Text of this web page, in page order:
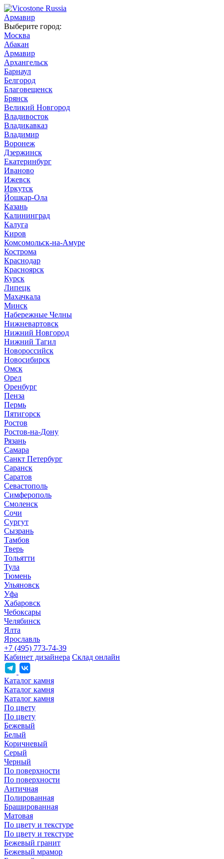
Армавир
Выберите город:
Москва
Абакан
Армавир
Архангельск
Барнаул
Белгород
Благовещенск
Брянск
Великий Новгород
Владивосток
Владикавказ
Владимир
Воронеж
Дзержинск
Екатеринбург
Иваново
Ижевск
Иркутск
Йошкар-Ола
Казань
Калининград
Калуга
Киров
Комсомольск-на-Амуре
Кострома
Краснодар
Красноярск
Курск
Липецк
Махачкала
Минск
Набережные Челны
Нижневартовск
Нижний Новгород
Нижний Тагил
Новороссийск
Новосибирск
Омск
Орел
Оренбург
Пенза
Пермь
Пятигорск
Ростов
Ростов-на-Дону
Рязань
Самара
Санкт Петербург
Саранск
Саратов
Севастополь
Симферополь
Смоленск
Сочи
Сургут
Сызрань
Тамбов
Тверь
Тольятти
Тула
Тюмень
Ульяновск
Уфа
Хабаровск
Чебоксары
Челябинск
Ялта
Ярославль
+7 (495) 773-74-39
Кабинет дизайнера Склад онлайн
Каталог камня
Каталог камня
Каталог камня
По цвету
По цвету
Бежевый
Белый
Коричневый
Серый
Черный
По поверхности
По поверхности
Античная
Полированная
Брашированная
Матовая
По цвету и текстуре
По цвету и текстуре
Бежевый гранит
Бежевый мрамор